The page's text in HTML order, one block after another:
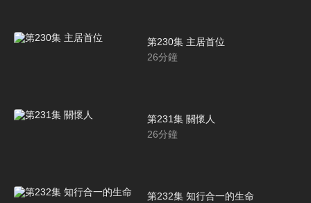
第230集 主居首位
26分鐘
第231集 關懷人
26分鐘
第232集 知行合一的生命